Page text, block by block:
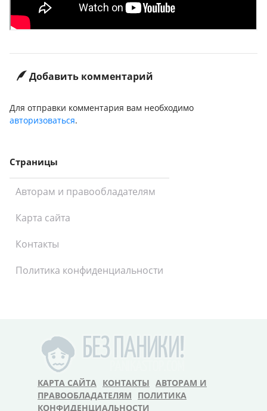
Добавить комментарий
Для отправки комментария вам необходимо
авторизоваться.
Страницы
Авторам и правообладателям
Карта сайта
Контакты
Политика конфиденциальности
КАРТА САЙТА КОНТАКТЫ АВТОРАМ И
ПРАВООБЛАДАТЕЛЯМ
ПОЛИТИКА
КОНФИДЕНЦИАЛЬНОСТИ